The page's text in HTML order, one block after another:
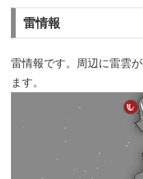
雷情報
雷情報です。周辺に雷雲
ます。